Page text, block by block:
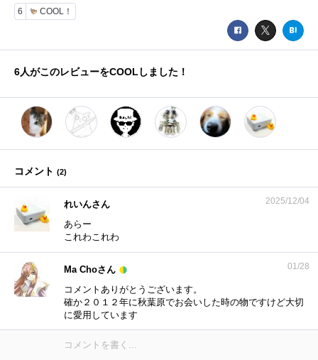
6 COOL！
6人がこのレビューをCOOLしました！
コメント (2)
れいんさん 2025/12/04
あらー
これわこれわ
Ma Choさん 01/28
コメントありがとうございます。
確か２０１２年に秋葉原でお会いした時の物ですけど大切
に愛用しています